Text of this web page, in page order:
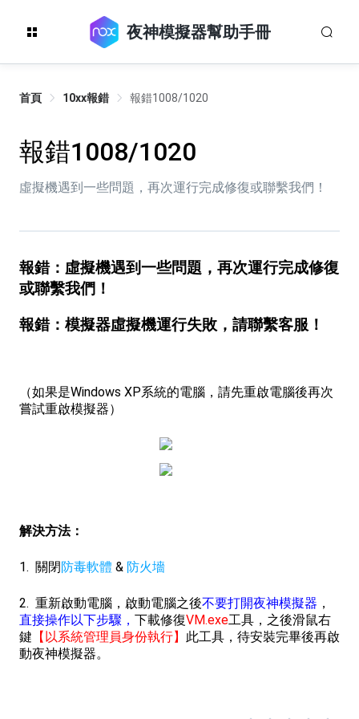
夜神模擬器幫助手冊
首頁 10xx報錯 報錯1008/1020
報錯1008/1020
虛擬機遇到一些問題，再次運行完成修復或聯繫我們！
報錯：虛擬機遇到一些問題，再次運行完成修復
或聯繫我們！
報錯：模擬器虛擬機運行失敗，請聯繫客服！
（如果是Windows XP系統的電腦，請先重啟電腦後再次
嘗試重啟模擬器）
解決方法：
1. 關閉 防毒軟體 & 防火墻
2. 重新啟動電腦 ，啟動電腦之後不要打開夜神模擬器 ，
直接操作以下步驟， 下載修復VM.exe工具，之後滑鼠右
鍵 【以系統管理員身份執行】 此工具，待安裝完畢後再啟
動夜神模擬器。